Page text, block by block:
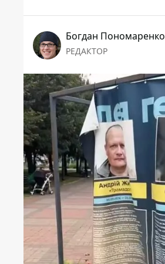
Богдан Пономаренко
РЕДАКТОР